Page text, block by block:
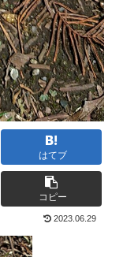
はてブ
コピー
2023.06.29